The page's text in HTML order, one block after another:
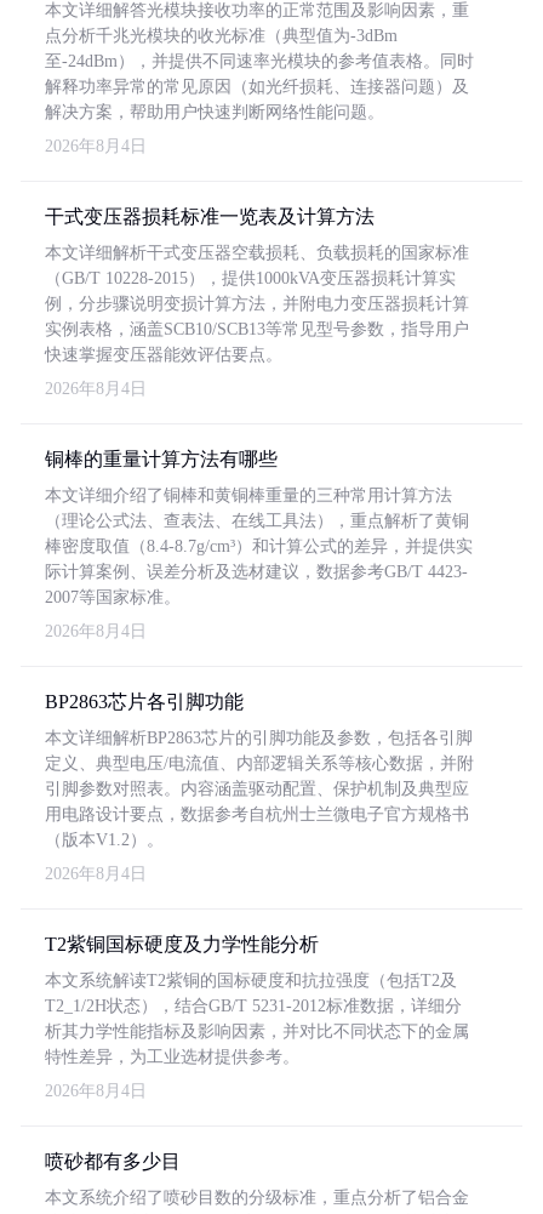
本文详细解答光模块接收功率的正常范围及影响因素，重
点分析千兆光模块的收光标准（典型值为-3dBm
至-24dBm），并提供不同速率光模块的参考值表格。同时
解释功率异常的常见原因（如光纤损耗、连接器问题）及
解决方案，帮助用户快速判断网络性能问题。
2026年8月4日
干式变压器损耗标准一览表及计算方法
本文详细解析干式变压器空载损耗、负载损耗的国家标准
（GB/T 10228-2015），提供1000kVA变压器损耗计算实
例，分步骤说明变损计算方法，并附电力变压器损耗计算
实例表格，涵盖SCB10/SCB13等常见型号参数，指导用户
快速掌握变压器能效评估要点。
2026年8月4日
铜棒的重量计算方法有哪些
本文详细介绍了铜棒和黄铜棒重量的三种常用计算方法
（理论公式法、查表法、在线工具法），重点解析了黄铜
棒密度取值（8.4-8.7g/cm³）和计算公式的差异，并提供实
际计算案例、误差分析及选材建议，数据参考GB/T 4423-
2007等国家标准。
2026年8月4日
BP2863芯片各引脚功能
本文详细解析BP2863芯片的引脚功能及参数，包括各引脚
定义、典型电压/电流值、内部逻辑关系等核心数据，并附
引脚参数对照表。内容涵盖驱动配置、保护机制及典型应
用电路设计要点，数据参考自杭州士兰微电子官方规格书
（版本V1.2）。
2026年8月4日
T2紫铜国标硬度及力学性能分析
本文系统解读T2紫铜的国标硬度和抗拉强度（包括T2及
T2_1/2H状态），结合GB/T 5231-2012标准数据，详细分
析其力学性能指标及影响因素，并对比不同状态下的金属
特性差异，为工业选材提供参考。
2026年8月4日
喷砂都有多少目
本文系统介绍了喷砂目数的分级标准，重点分析了铝合金